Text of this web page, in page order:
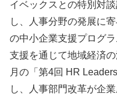
イベックスとの特別対
し、人事分野の発展に
の中小企業支援プログ
支援を通じて地域経済
月の「第4回 HR
し、人事部門改革が企